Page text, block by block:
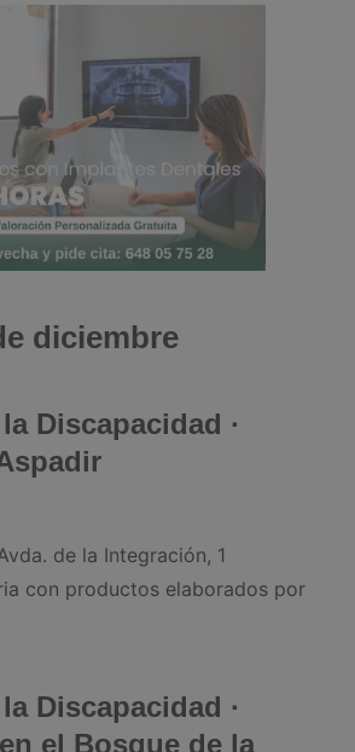
diciembre
Discapacidad ·
de la Integración, 1
con productos elaborados por
Discapacidad ·
el Bosque de la